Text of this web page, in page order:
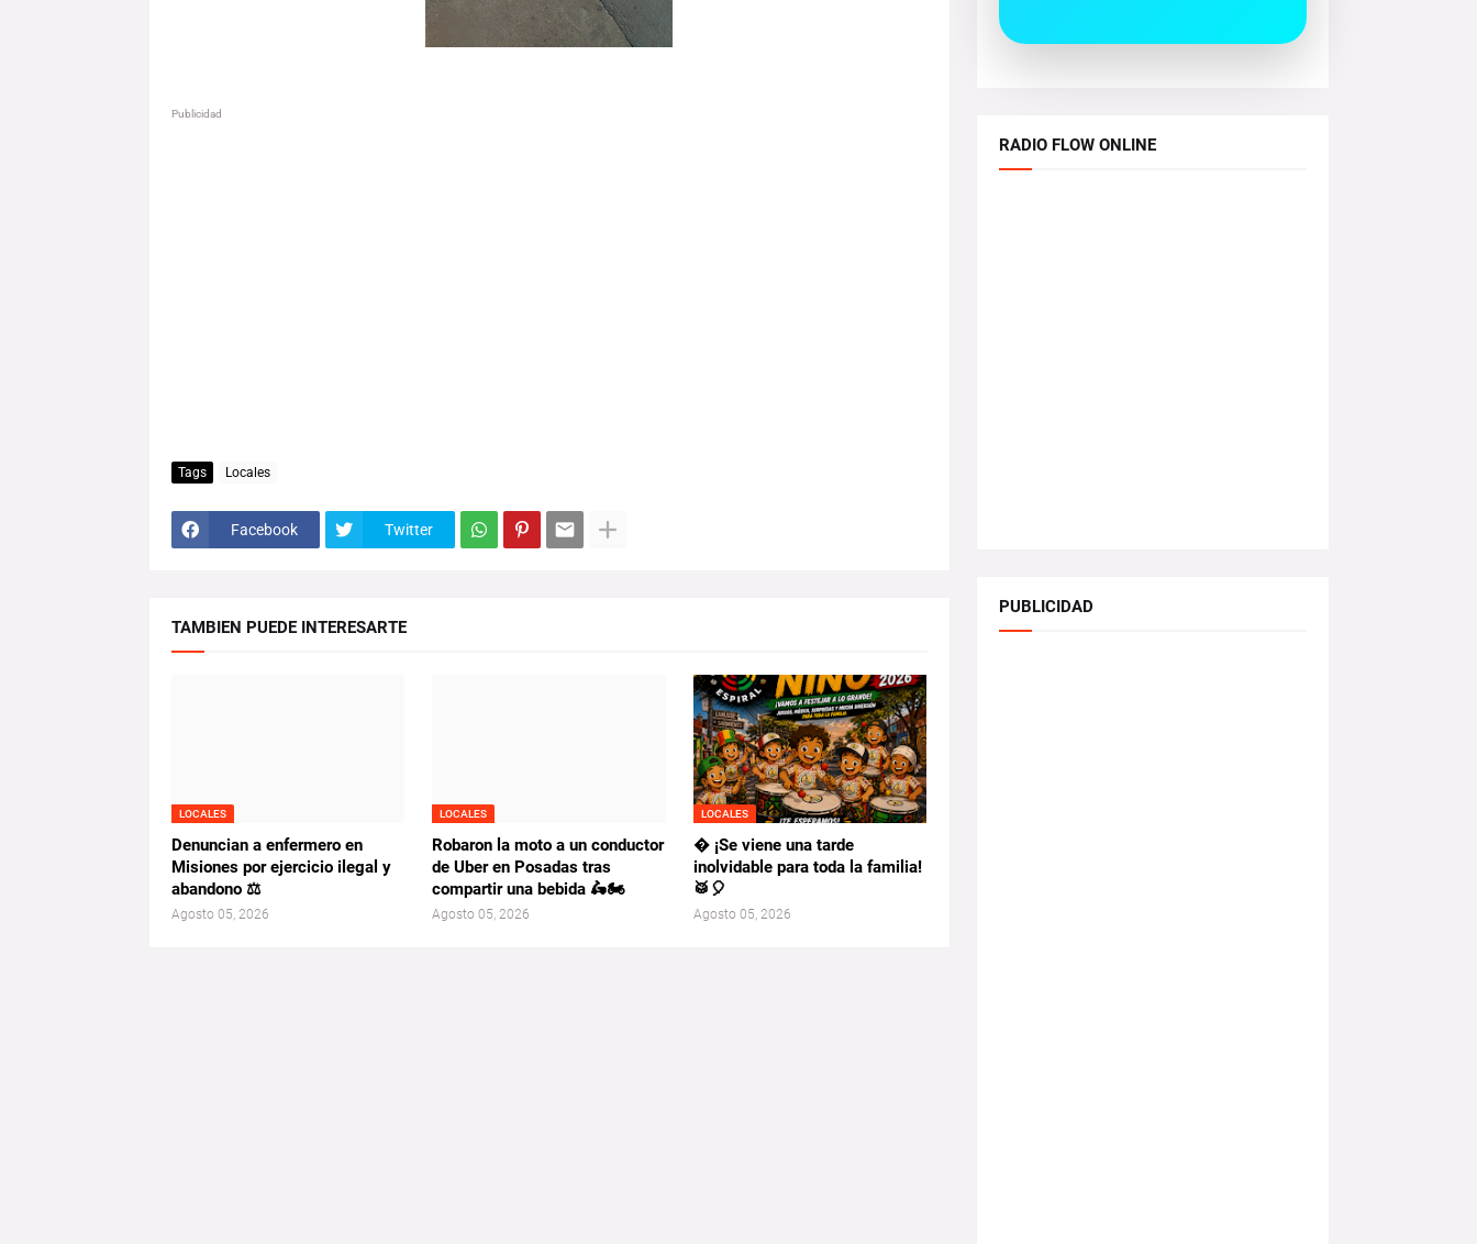
Publicidad
Tags Locales
Facebook Twitter
TAMBIEN PUEDE INTERESARTE
LOCALES
Denuncian a enfermero en
Misiones por ejercicio ilegal y
abandono ⚖️
Agosto 05, 2026
LOCALES
Robaron la moto a un conductor
de Uber en Posadas tras
compartir una bebida 🛵🏍️
Agosto 05, 2026
LOCALES
� ¡Se viene una tarde
inolvidable para toda la familia!
🥁🎈
Agosto 05, 2026
RADIO FLOW ONLINE
PUBLICIDAD